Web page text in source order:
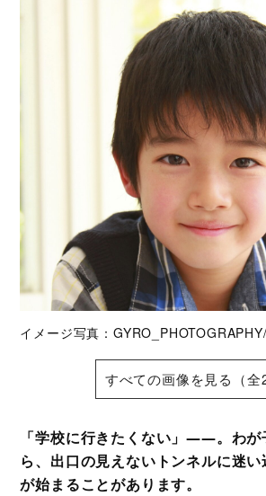
イメージ写真：
すべての画像を見る（全2
「学校に行きたくない」――。わが
ら、出口の見えないトンネルに迷
が始まることがあります。